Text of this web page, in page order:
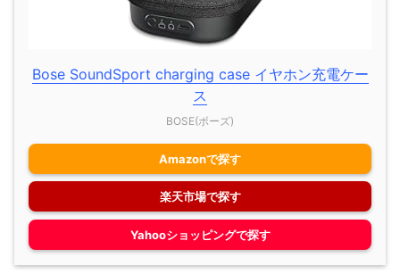
Bose SoundSport charging case イヤホン充電ケー
ス
BOSE(ボーズ)
Amazonで探す
楽天市場で探す
Yahooショッピングで探す